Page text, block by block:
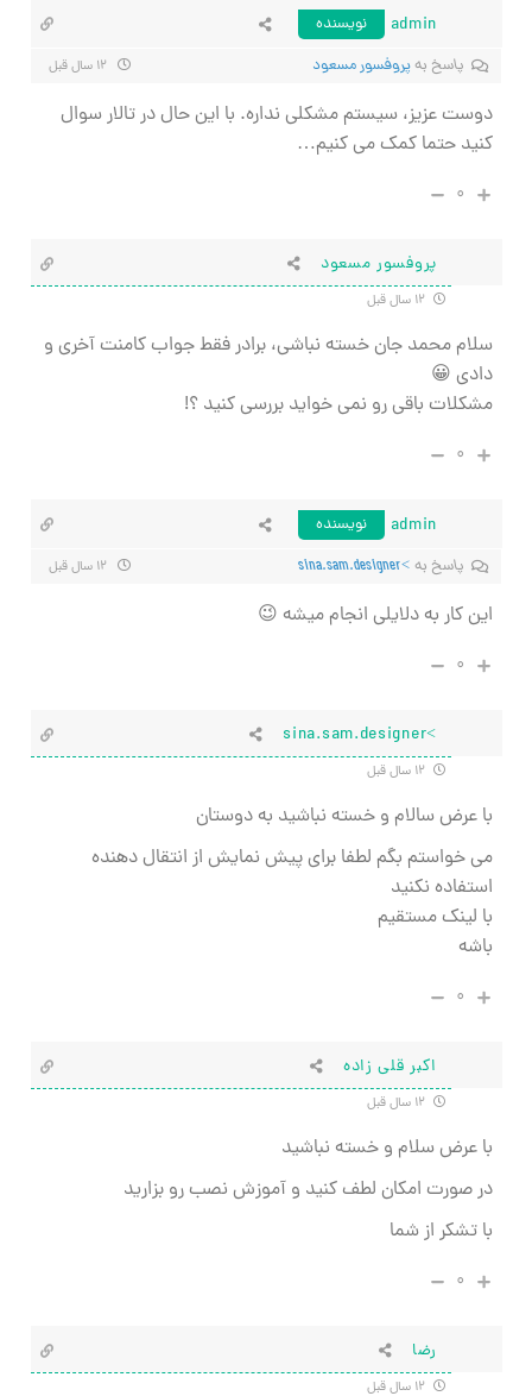
admin
نویسنده
پاسخ بهپروفسور مسعود
دوست عزیز، سیستم مشکلی نداره. با این حال در تالار سوال
کنید حتما کمک می کنیم…
۰
پروفسور مسعود
سلام محمد جان خسته نباشی، برادر فقط جواب کامنت آخری و
دادی 😀
مشکلات باقی رو نمی خواید بررسی کنید ؟!
۰
admin
نویسنده
پاسخ به >sina.sam.designer
این کار به دلایلی انجام میشه 😉
۰
>sina.sam.designer
با عرض سالام و خسته نباشید به دوستان
می خواستم بگم لطفا برای پیش نمایش از انتقال دهنده
استفاده نکنید
با لینک مستقیم
باشه
۰
اکبر قلی زاده
با عرض سلام و خسته نباشید
در صورت امکان لطف کنید و آموزش نصب رو بزارید
با تشکر از شما
۰
رضا